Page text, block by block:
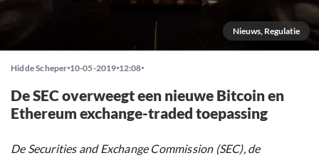
Nieuws, Regulatie
Hidde Scheper 10-05-2019 12:08
De SEC overweegt een nieuwe Bitcoin en
Ethereum exchange-traded toepassing
De Securities and Exchange Commission (SEC), de